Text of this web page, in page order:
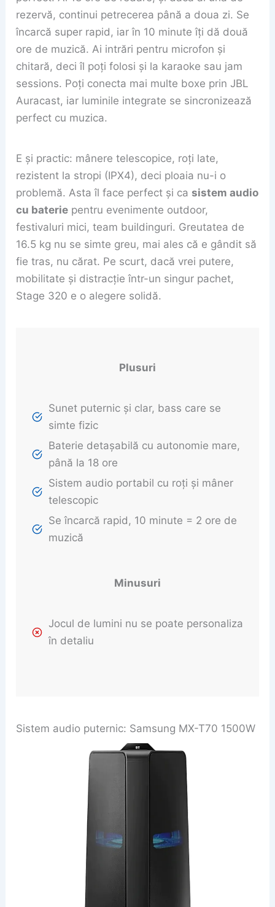
rezervă, continui petrecerea până a doua zi. Se
încarcă super rapid, iar în 10 minute îți dă două
ore de muzică. Ai intrări pentru microfon și
chitară, deci îl poți folosi și la karaoke sau jam
sessions. Poți conecta mai multe boxe prin JBL
Auracast, iar luminile integrate se sincronizează
perfect cu muzica.
E și practic: mânere telescopice, roți late,
rezistent la stropi (IPX4), deci ploaia nu-i o
problemă. Asta îl face perfect și casistem audio
cu baterie pentru evenimente outdoor,
festivaluri mici, team buildinguri. Greutatea de
16.5 kg nu se simte greu, mai ales că e gândit să
fie tras, nu cărat. Pe scurt, dacă vrei putere,
mobilitate și distracție într-un singur pachet,
Stage 320 e o alegere solidă.
Plusuri
Sunet puternic și clar, bass care se
simte fizic
Baterie detașabilă cu autonomie mare,
până la 18 ore
Sistem audio portabil cu roți și mâner
telescopic
Se încarcă rapid, 10 minute = 2 ore de
muzică
Minusuri
Jocul de lumini nu se poate personaliza
în detaliu
Sistem audio puternic: Samsung MX-T70 1500W